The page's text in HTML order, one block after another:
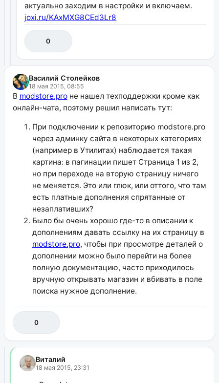
актуально заходим в настройки и включаем.
joxi.ru/KAxMXG8CEd3Lr8
0
Василий Столейков
18 мая 2015, 08:55
В modstore.proне нашел техподдержки кроме как
онлайн-чата, поэтому решил написать тут:
При подключении к репозиторию modstore.pro
через админку сайта в некоторых категориях
(например в Утилитах) наблюдается такая
картина: в пагинации пишет Страница 1 из 2,
но при переходе на вторую страницу ничего
не меняется. Это или глюк, или оттого, что там
есть платные дополнения спрятанные от
незаплативших?
Было бы очень хорошо где-то в описании к
дополнениям давать ссылку на их страницу в
modstore.pro, чтобы при просмотре деталей о
дополнении можно было перейти на более
полную документацию, часто приходилось
вручную открывать магазин и вбивать в поле
поиска нужное дополнение.
0
Виталий
18 мая 2015, 23:31